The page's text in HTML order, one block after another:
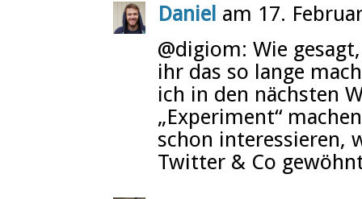
Daniel am 17.
@digiom: Wie
ihr das so lange
ich in den nächsten
„Experiment“
schon interessieren,
Twitter & Co